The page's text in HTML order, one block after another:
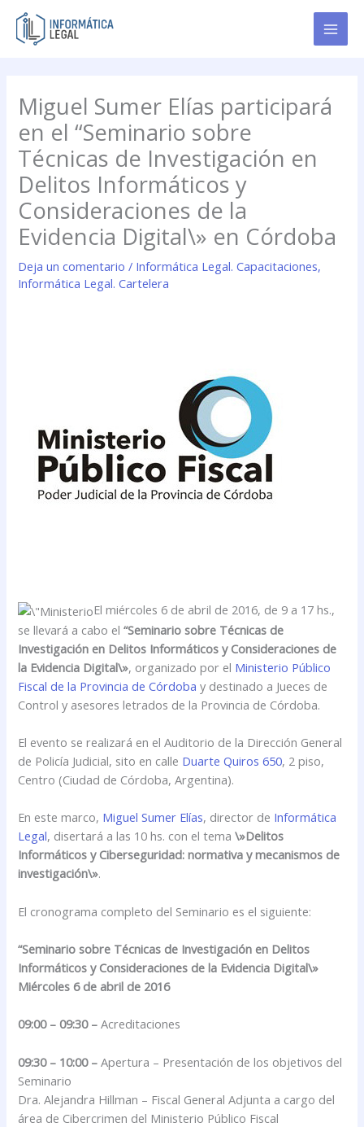
contenido
Miguel Sumer Elías participará
en el “Seminario sobre
Técnicas de Investigación en
Delitos Informáticos y
Consideraciones de la
Evidencia Digital\» en Córdoba
Deja un comentario / Informática Legal. Capacitaciones,
Informática Legal. Cartelera
El miércoles 6 de abril de 2016, de 9 a 17 hs.,
se llevará a cabo el“Seminario sobre Técnicas de
Investigación en Delitos Informáticos y Consideraciones de
la Evidencia Digital\», organizado por el Ministerio Público
Fiscal de la Provincia de Córdoba y destinado a Jueces de
Control y asesores letrados de la Provincia de Córdoba.
El evento se realizará en el Auditorio de la Dirección General
de Policía Judicial, sito en calle Duarte Quiros 650, 2 piso,
Centro (Ciudad de Córdoba, Argentina).
En este marco, Miguel Sumer Elías, director de Informática
Legal, disertará a las 10 hs. con el tema\»Delitos
Informáticos y Ciberseguridad: normativa y mecanismos de
investigación\».
El cronograma completo del Seminario es el siguiente:
“Seminario sobre Técnicas de Investigación en Delitos
Informáticos y Consideraciones de la Evidencia Digital\»
Miércoles 6 de abril de 2016
09:00 – 09:30 – Acreditaciones
09:30 – 10:00 – Apertura – Presentación de los objetivos del
Seminario
Dra. Alejandra Hillman – Fiscal General Adjunta a cargo del
área de Cibercrimen del Ministerio Público Fiscal